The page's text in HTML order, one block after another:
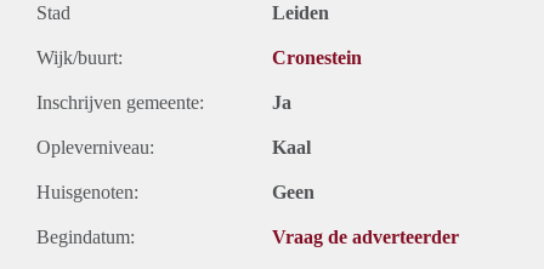
Stad Leiden
Wijk/buurt: Cronestein
Inschrijven gemeente: Ja
Opleverniveau: Kaal
Huisgenoten: Geen
Begindatum: Vraag de adverteerder